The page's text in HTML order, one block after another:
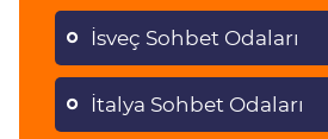
İsveç Sohbet Odaları
İtalya Sohbet Odaları